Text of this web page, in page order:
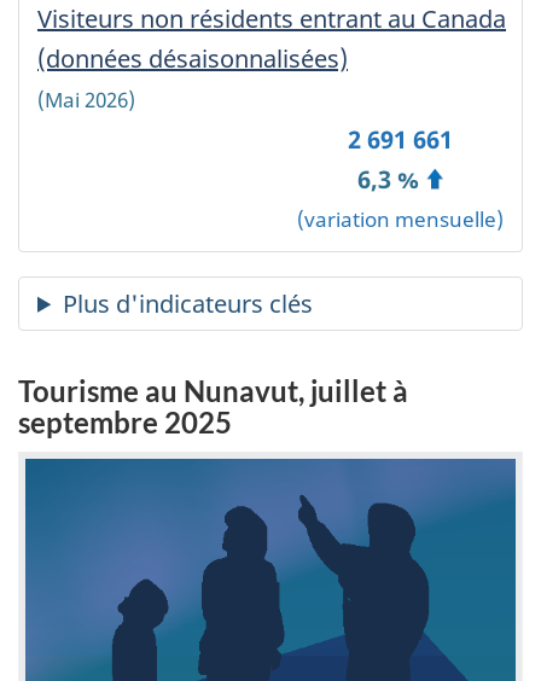
Visiteurs non résidents entrant au Canada
(données désaisonnalisées)
(Mai 2026)
2 691 661
6,3 %
(variation mensuelle)
Tourisme au Nunavut, juillet à
septembre 2025